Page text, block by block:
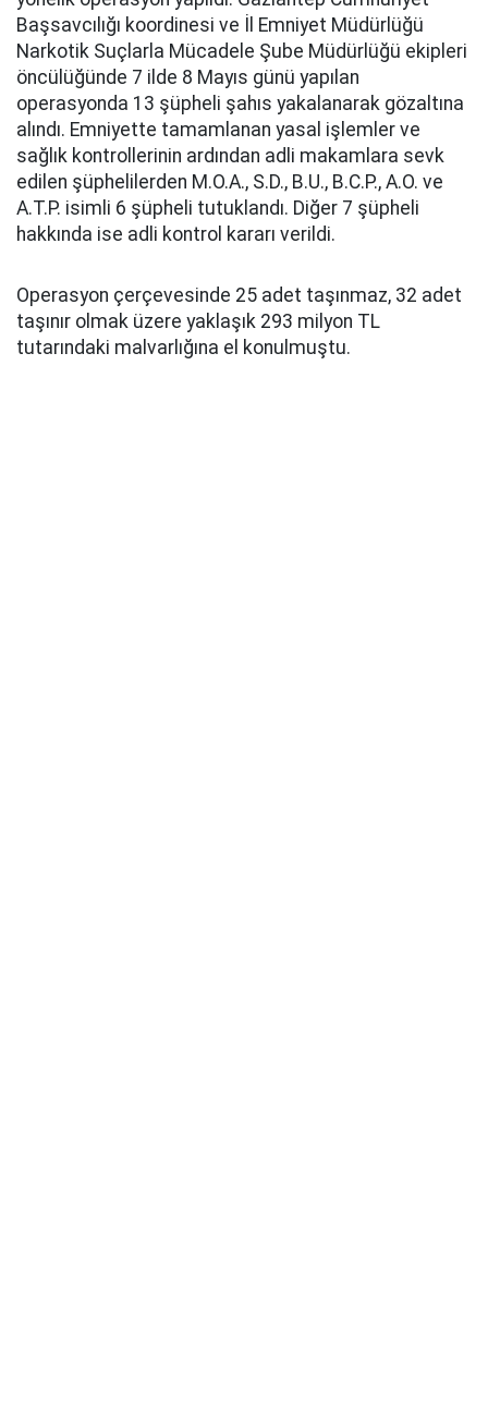
Başsavcılığı koordinesi ve İl Emniyet Müdürlüğü
Narkotik Suçlarla Mücadele Şube Müdürlüğü ekipleri
öncülüğünde 7 ilde 8 Mayıs günü yapılan
operasyonda 13 şüpheli şahıs yakalanarak gözaltına
alındı. Emniyette tamamlanan yasal işlemler ve
sağlık kontrollerinin ardından adli makamlara sevk
edilen şüphelilerden M.O.A., S.D., B.U., B.C.P., A.O. ve
A.T.P. isimli 6 şüpheli tutuklandı. Diğer 7 şüpheli
hakkında ise adli kontrol kararı verildi.
Operasyon çerçevesinde 25 adet taşınmaz, 32 adet
taşınır olmak üzere yaklaşık 293 milyon TL
tutarındaki malvarlığına el konulmuştu.